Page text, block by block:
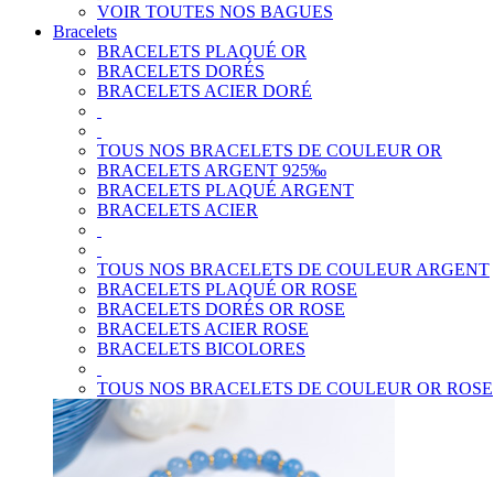
VOIR TOUTES NOS BAGUES
Bracelets
BRACELETS PLAQUÉ OR
BRACELETS DORÉS
BRACELETS ACIER DORÉ
TOUS NOS BRACELETS DE COULEUR OR
BRACELETS ARGENT 925‰
BRACELETS PLAQUÉ ARGENT
BRACELETS ACIER
TOUS NOS BRACELETS DE COULEUR ARGENT
BRACELETS PLAQUÉ OR ROSE
BRACELETS DORÉS OR ROSE
BRACELETS ACIER ROSE
BRACELETS BICOLORES
TOUS NOS BRACELETS DE COULEUR OR ROSE